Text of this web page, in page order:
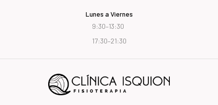
Lunes a Viernes
9:30–13:30
17:30–21:30